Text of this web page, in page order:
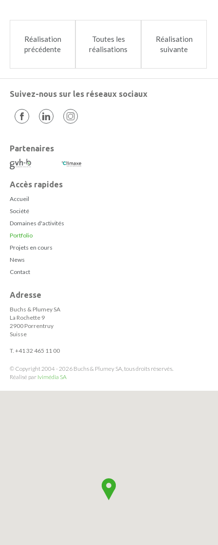
Réalisation
précédente
Toutes les
réalisations
Réalisation
suivante
Suivez-nous sur les réseaux sociaux
Partenaires
Accès rapides
Accueil
Société
Domaines d'activités
Portfolio
Projets en cours
News
Contact
Adresse
Buchs & Plumey SA
La Rochette 9
2900 Porrentruy
Suisse
T. +41 32 465 11 00
© Copyright 2004 - 2026 Buchs & Plumey SA, tous droits réservés.
Réalisé par Ivimédia SA